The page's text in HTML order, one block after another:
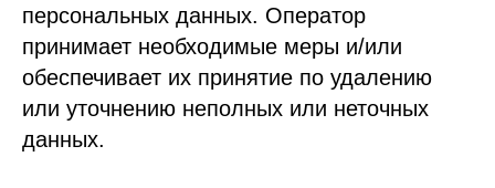
персональных данных. Оператор
принимает необходимые меры и/или
обеспечивает их принятие по удалению
или уточнению неполных или неточных
данных.